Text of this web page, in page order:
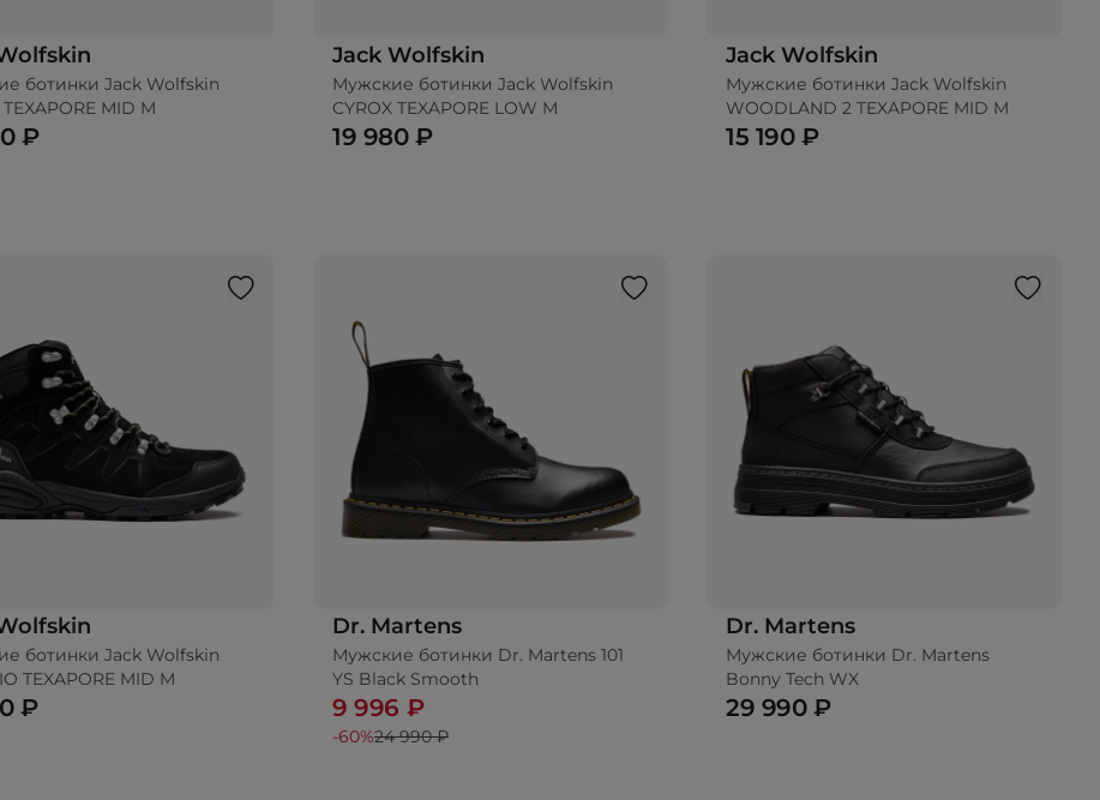
ботинки Jack Wolfskin
TEXAPORE MID M
₽
Jack Wolfskin
Мужские ботинки Jack Wolfskin
CYROX TEXAPORE LOW M
19 980 ₽
Jack Wolfskin
Мужские ботинки Jack Wolfskin
WOODLAND 2 TEXAPORE MID M
15 190 ₽
ботинки Jack Wolfskin
TEXAPORE MID M
₽
Dr. Martens
Мужские ботинки Dr. Martens 101
YS Black Smooth
9 996 ₽
-60%24 990 ₽
Добавить в корзину
Dr. Martens
Мужские ботинки Dr. Martens
Bonny Tech WX
29 990 ₽